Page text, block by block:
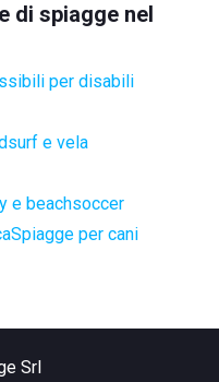
di spiagge nel
per disabili
e vela
e beachsoccer
Spiagge per cani
Srl